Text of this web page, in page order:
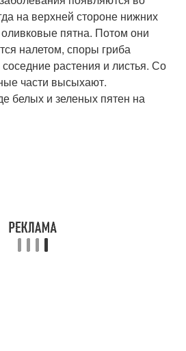
на верхней стороне нижних
пятна. Потом они
налетом, споры гриба
растения и листья. Со
части высыхают.
белых и зеленых пятен на